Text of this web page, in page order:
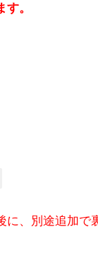
。
、別途追加